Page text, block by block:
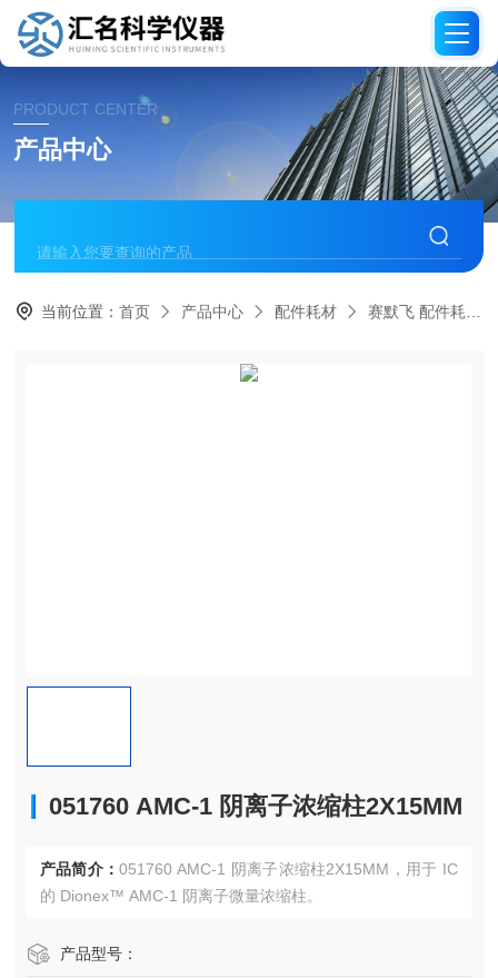
PRODUCT CENTER
产品中心
当前位置：首页 产品中心 配件耗材 赛默飞 配件耗材
051760 AMC-1 阴离子浓缩柱2X15MM
产品简介： 051760 AMC-1 阴离子浓缩柱2X15MM，用于 IC
的 Dionex™ AMC-1 阴离子微量浓缩柱。
产品型号：